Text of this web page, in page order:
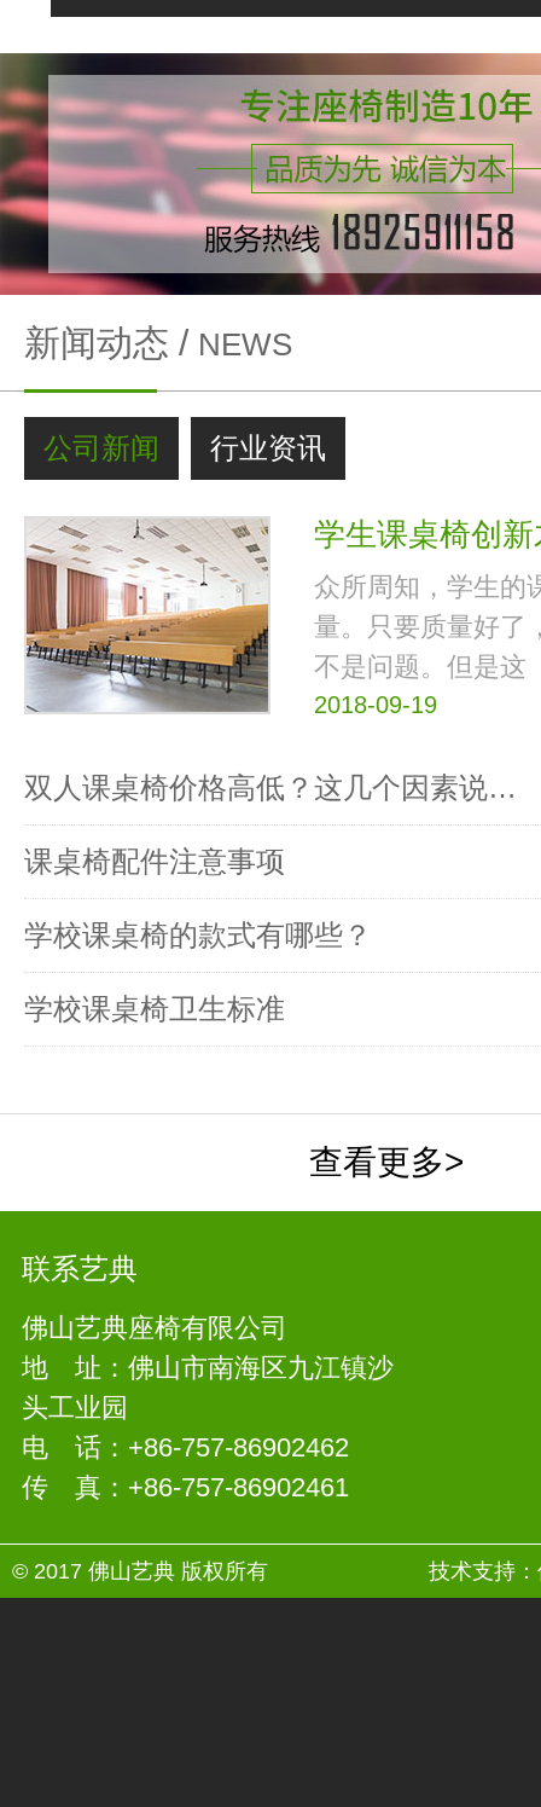
新闻动态 / NEWS
公司新闻 行业资讯
学生课桌椅创
众所周知，学生的
量。只要质量好了
不是问题。但是这
2018-09-19
双人课桌椅价格高低？这几个因素说…
课桌椅配件注意事项
学校课桌椅的款式有哪些？
学校课桌椅卫生标准
查看更多>
联系艺典
佛山艺典座椅有限公司
地 址：佛山市南海区九江镇沙
头工业园
电 话：+86-757-86902462
传 真：+86-757-86902461
© 2017 佛山艺典 版权所有 技术支持：